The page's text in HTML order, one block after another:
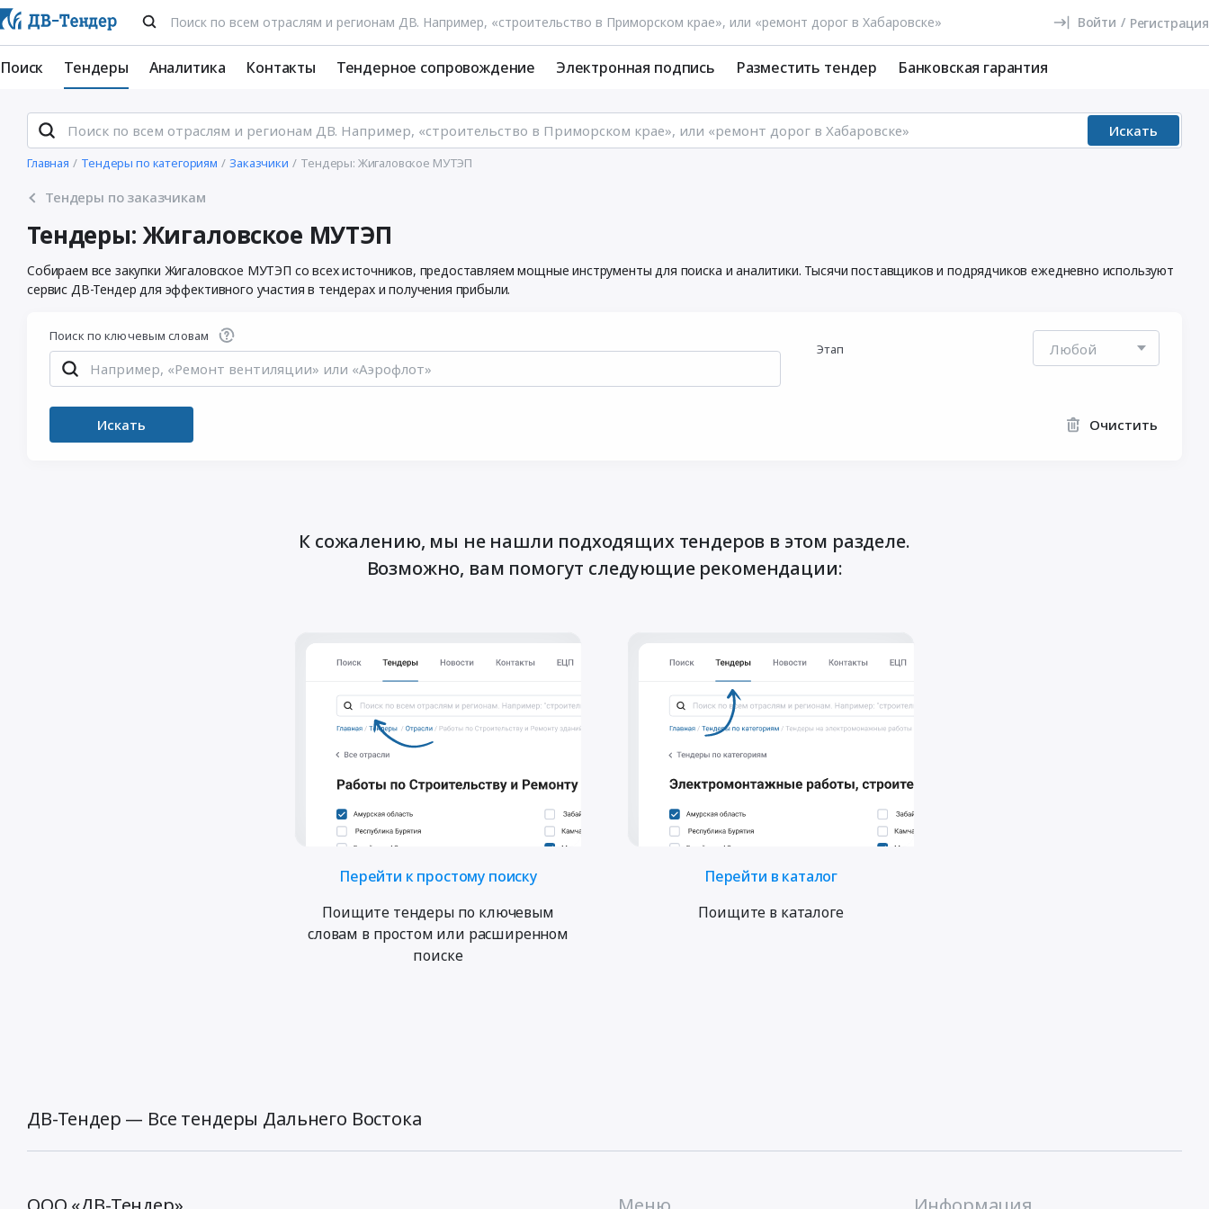
Войти / Регистрация
Поиск Тендеры Аналитика Контакты Тендерное сопровождение Электронная подпись Разместить тендер Банковская гарантия
Искать
Главная Тендеры по категориям Заказчики Тендеры: Жигаловское МУТЭП
Тендеры по заказчикам
Тендеры: Жигаловское МУТЭП
Собираем все закупки Жигаловское МУТЭП со всех источников, предоставляем мощные инструменты для поиска и аналитики. Тысячи поставщиков и подрядчиков ежедневно используют
сервис ДВ-Тендер для эффективного участия в тендерах и получения прибыли.
Поиск по ключевым словам
Этап
Искать Очистить
К сожалению, мы не нашли подходящих тендеров в этом разделе.
Возможно, вам помогут следующие рекомендации:
Перейти к простому поиску
Поищите тендеры по ключевым
словам в простом или расширенном
поиске
Перейти в каталог
Поищите в каталоге
ДВ-Тендер — Все тендеры Дальнего Востока